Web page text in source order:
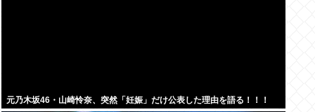
元乃木坂46・山崎怜奈、突然「妊娠」だけ公表した理由を語る！！！